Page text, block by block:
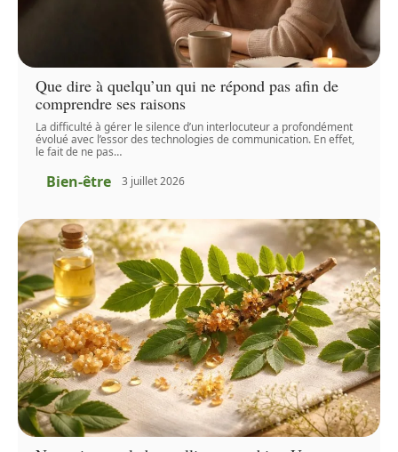
Que dire à quelqu’un qui ne répond pas afin de
comprendre ses raisons
La difficulté à gérer le silence d’un interlocuteur a profondément
évolué avec l’essor des technologies de communication. En effet,
le fait de ne pas…
Bien-être 3 juillet 2026